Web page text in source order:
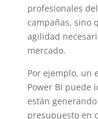
profesionales
campañas, sino
agilidad
mercado.
Por ejemplo, un
Power BI puede
están
presupuesto en